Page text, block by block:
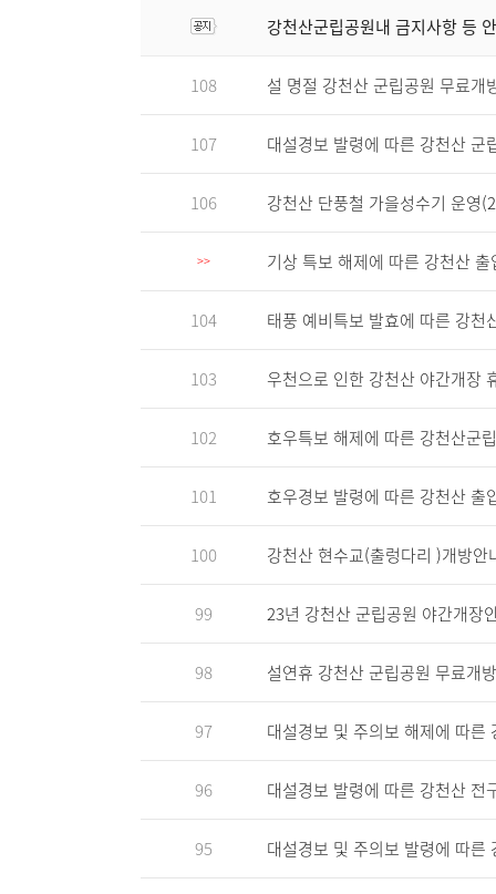
강천산군립공원내 금지사항 등
108 설 명절 강천산 군립공원 무료개
107 대설경보 발령에 따른 강천산 군
106 강천산 단풍철 가을성수기 운영
>> 기상 특보 해제에 따른 강천산
104 태풍 예비특보 발효에 따른 강천
103 우천으로 인한 강천산 야간개장
102 호우특보 해제에 따른 강천산군
101 호우경보 발령에 따른 강천산 출
100 강천산 현수교(출렁다리 )개방안
99 23년 강천산 군립공원 야간개장
98 설연휴 강천산 군립공원 무료개
97 대설경보 및 주의보 해제에 따른
96 대설경보 발령에 따른 강천산 전
95 대설경보 및 주의보 발령에 따른